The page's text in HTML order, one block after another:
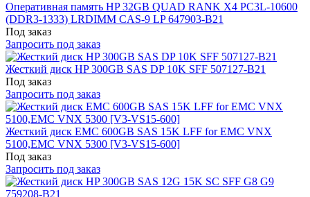
Оперативная память HP 32GB QUAD RANK X4 PC3L-10600
(DDR3-1333) LRDIMM CAS-9 LP 647903-B21
Под заказ
Запросить под заказ
Жесткий диск HP 300GB SAS DP 10K SFF 507127-B21
Под заказ
Запросить под заказ
Жесткий диск EMC 600GB SAS 15K LFF for EMC VNX
5100,EMC VNX 5300 [V3-VS15-600]
Под заказ
Запросить под заказ